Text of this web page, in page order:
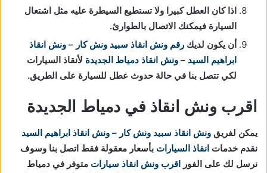
اذا كان العطل كبيرا ولا تستطيع السيطرة عليه مثل اشتعال
السيارة فيمكنك الاتصال بالطوارئ.
أن يكون لديك رقم ونش انقاذ سبيد ونش كار – ونش انقاذ
ابراهيم السيد – ونش انقاذ دمياط الجديدة لأنقاذ السيارات
لكي تتصل بنا في حالة حدوث عطل للسيارة على الطريق.
اقرب ونش انقاذ في دمياط الجديدة
يمكن لفريق ونش انقاذ سبيد ونش كار – ونش انقاذ ابراهيم السيد
نقدم خدمات انقاذ السيارات بأسعار معقولة فقط اتصل بنا وسوف
نرسل لك على الفور
اقرب ونش انقاذ سيارات متوفر في دمياط